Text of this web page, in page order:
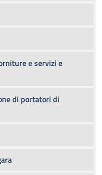
e servizi e
di portatori di